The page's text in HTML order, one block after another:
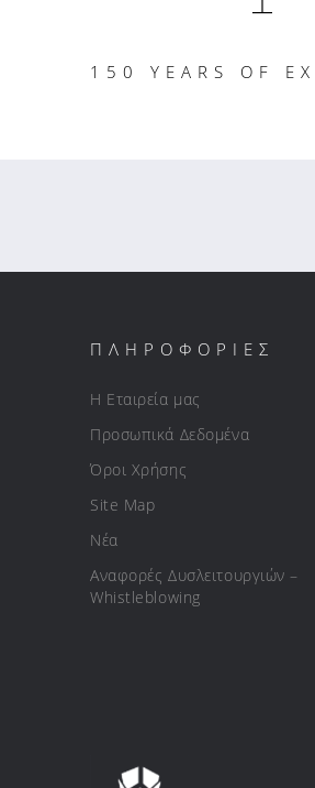
150 YEARS OF
ΠΛΗΡΟΦΟΡΙΕΣ
Η Εταιρεία μας
Προσωπικά Δεδομένα
Όροι Χρήσης
Site Map
Νέα
Αναφορές Δυσλειτουργιών –
Whistleblowing